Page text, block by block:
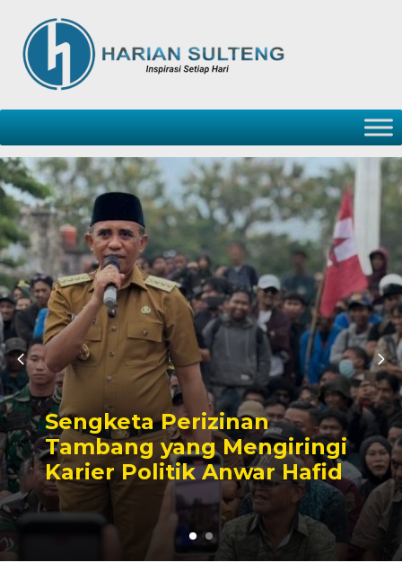
Sengketa Perizinan
Tambang yang Mengiringi
Karier Politik Anwar Hafid